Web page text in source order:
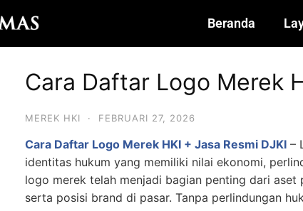
Beranda
Cara Daftar Logo Merek
MEREK HKI · FEBRUARI 27, 2026
Cara Daftar Logo Merek HKI + Jasa Resmi DJKI –
identitas hukum yang memiliki nilai ekonomi,
logo merek telah menjadi bagian penting dari aset
serta posisi brand di pasar. Tanpa perlindungan